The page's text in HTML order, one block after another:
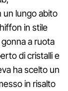
un lungo abito
in stile
a ruota
di cristalli e
ha scelto un
in risalto